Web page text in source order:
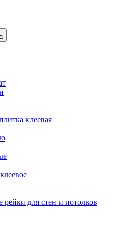
клеевая
для стен и потолков